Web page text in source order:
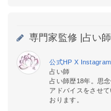
専門家監修 | 占い
公式HP X Instagram
占い師
占い師歴18年。思
アドバイスをさせ
おります。